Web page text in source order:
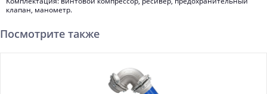
клапан, манометр.
Посмотрите также